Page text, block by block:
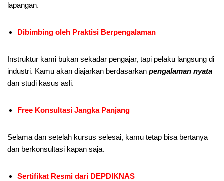
lapangan.
Dibimbing oleh Praktisi Berpengalaman
Instruktur kami bukan sekadar pengajar, tapi pelaku langsung di
industri. Kamu akan diajarkan berdasarkan pengalaman nyata
dan studi kasus asli.
Free Konsultasi Jangka Panjang
Selama dan setelah kursus selesai, kamu tetap bisa bertanya
dan berkonsultasi kapan saja.
Sertifikat Resmi dari DEPDIKNAS